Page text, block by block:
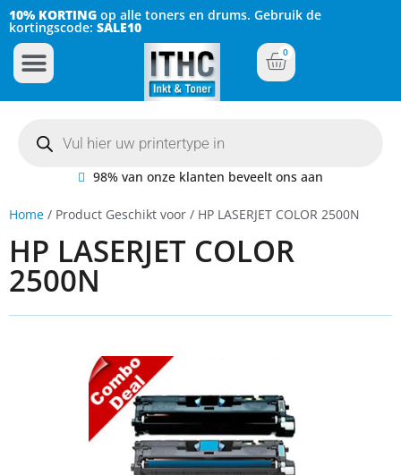
10% KORTING op alle toners en drums. Gebruik de
kortingscode: SALE10
0
98% van onze klanten beveelt ons aan
Home / Product Geschikt voor / HP LASERJET COLOR 2500N
HP LASERJET COLOR
2500N